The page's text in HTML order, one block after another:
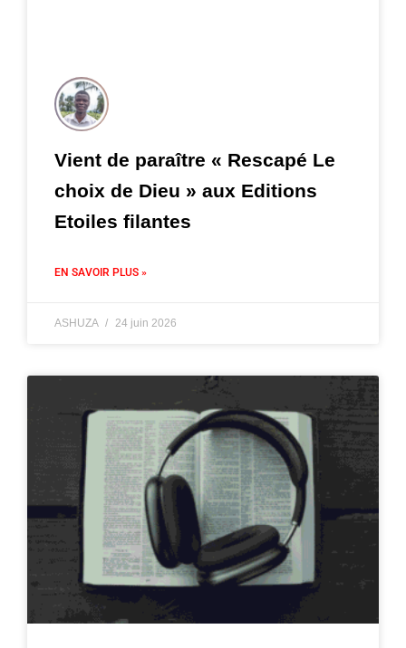
Vient de paraître « Rescapé Le
choix de Dieu » aux Editions
Etoiles filantes
EN SAVOIR PLUS »
ASHUZA 24 juin 2026